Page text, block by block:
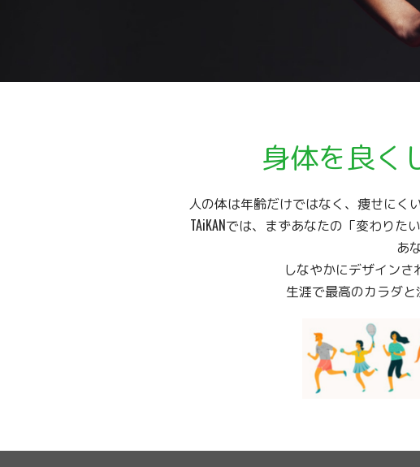
身体を良く
人の体は年齢だけではなく、痩せにく
TAiKANでは、まずあなたの「変わり
あ
しなやかにデザイン
生涯で最高のカラダ